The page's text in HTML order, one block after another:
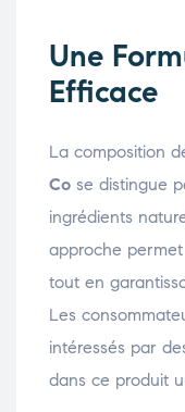
Une
Efficace
La composition
Co se distingue
ingrédients
approche permet
tout en
Les
intéressés par
dans ce produit